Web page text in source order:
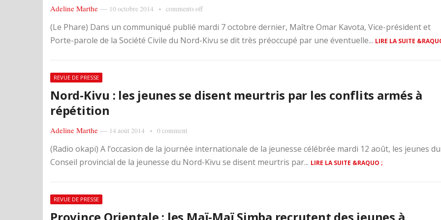
Adeline Marthe — 10 octobre 2014 comments off
(Le Phare) Dans un communiqué publié mardi 7 octobre dernier, Maître Omar Kavota, Vice-président et
Porte-parole de la Société Civile du Nord-Kivu se dit très préoccupé par une éventuelle... LIRE LA SUITE
REVUE DE PRESSE
Nord-Kivu : les jeunes se disent meurtris par les conflits armés à
répétition
Adeline Marthe — 14 août 2014 0 comment
(Radio okapi) A l’occasion de la journée internationale de la jeunesse célébrée mardi 12 août, les jeunes du
Conseil provincial de la jeunesse du Nord-Kivu se disent meurtris par... LIRE LA SUITE &RAQUO ;
REVUE DE PRESSE